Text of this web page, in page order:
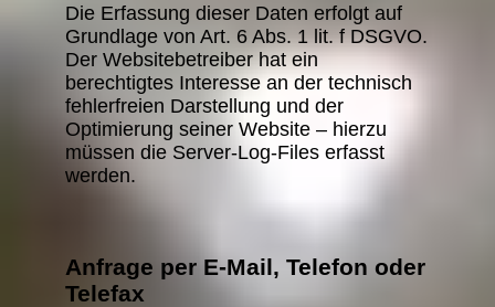
Die Erfassung dieser Daten erfolgt auf
Grundlage von Art. 6 Abs. 1 lit. f DSGVO.
Der Websitebetreiber hat ein
berechtigtes Interesse an der technisch
fehlerfreien Darstellung und der
Optimierung seiner Website – hierzu
müssen die Server-Log-Files erfasst
werden.
Anfrage per E-Mail, Telefon oder
Telefax